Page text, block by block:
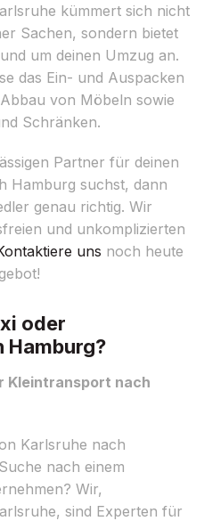
kümmert sich nicht
Sachen, sondern bietet
um deinen Umzug an.
das Ein- und Auspacken
von Möbeln sowie
Schränken.
Partner für deinen
Hamburg suchst, dann
genau richtig. Wir
und unkomplizierten
uns noch heute
oder
Hamburg?
Kleintransport nach
Karlsruhe nach
nach einem
Wir,
sind Experten für